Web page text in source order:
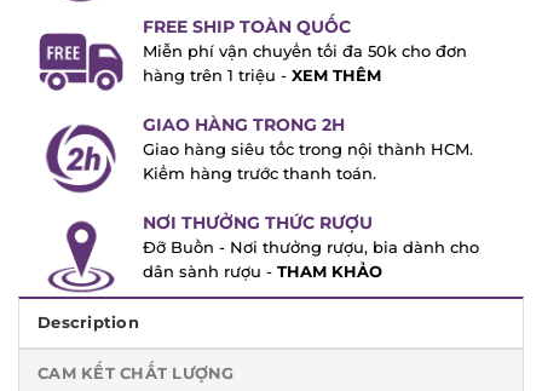
FREE SHIP TOÀN QUỐC
Miễn phí vận chuyển tối đa 50k cho đơn
hàng trên 1 triệu -
XEM THÊM
GIAO HÀNG TRONG 2H
Giao hàng siêu tốc trong nội thành HCM.
Kiểm hàng trước thanh toán.
NƠI THƯỞNG THỨC RƯỢU
Đỡ Buồn - Nơi thưởng rượu, bia dành cho
dân sành rượu -
THAM KHẢO
Description
CAM KẾT CHẤT LƯỢNG